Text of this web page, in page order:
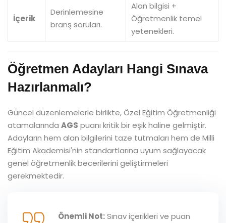
İçerik
Derinlemesine
branş soruları.
Alan bilgisi +
Öğretmenlik temel
yetenekleri.
Öğretmen Adayları Hangi Sınava
Hazırlanmalı?
Güncel düzenlemelerle birlikte, Özel Eğitim Öğretmenliği
atamalarında AGS puanı kritik bir eşik haline gelmiştir.
Adayların hem alan bilgilerini taze tutmaları hem de Milli
Eğitim Akademisi'nin standartlarına uyum sağlayacak
genel öğretmenlik becerilerini geliştirmeleri
gerekmektedir.
Önemli Not:Sınav içerikleri ve puan